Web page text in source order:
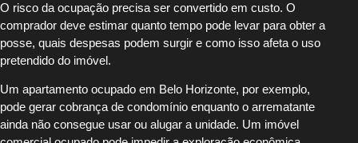
O risco da ocupação precisa ser convertido em custo. O
comprador deve estimar quanto tempo pode levar para obter a
posse, quais despesas podem surgir e como isso afeta o uso
pretendido do imóvel.
Um apartamento ocupado em Belo Horizonte, por exemplo,
pode gerar cobrança de condomínio enquanto o arrematante
ainda não consegue usar ou alugar a unidade. Um imóvel